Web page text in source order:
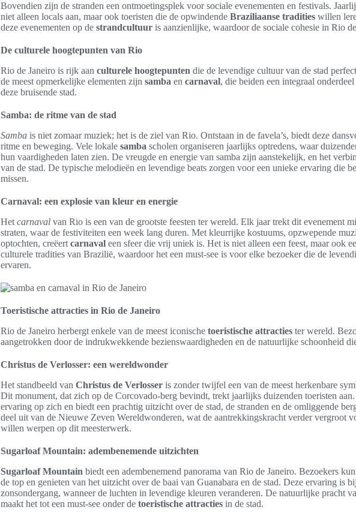
Bovendien zijn de stranden een ontmoetingsplek voor sociale evenementen en festivals.
niet alleen locals aan, maar ook toeristen die de opwindende Braziliaanse tradities willen
deze evenementen op de strandcultuur is aanzienlijke, waardoor de sociale cohesie in Rio
De culturele hoogtepunten van Rio
Rio de Janeiro is rijk aan culturele hoogtepunten die de levendige cultuur van de stad
de meest opmerkelijke elementen zijn samba en carnaval, die beiden een integraal
deze bruisende stad.
Samba: de ritme van de stad
Samba is niet zomaar muziek; het is de ziel van Rio. Ontstaan in de favela’s, biedt deze
ritme en beweging. Vele lokale samba scholen organiseren jaarlijks optredens, waar
hun vaardigheden laten zien. De vreugde en energie van samba zijn aanstekelijk, en het
van de stad. De typische melodieën en levendige beats zorgen voor een unieke ervaring die
missen.
Carnaval: een explosie van kleur en energie
Hetcarnaval van Rio is een van de grootste feesten ter wereld. Elk jaar trekt dit evenement
straten, waar de festiviteiten een week lang duren. Met kleurrijke kostuums, opzwepende
optochten, creëertcarnaval een sfeer die vrij uniek is. Het is niet alleen een feest, maar ook
culturele tradities van Brazilië, waardoor het een must-see is voor elke bezoeker die de
ervaren.
Toeristische attracties in Rio de Janeiro
Rio de Janeiro herbergt enkele van de meest iconische toeristische attracties ter wereld.
aangetrokken door de indrukwekkende bezienswaardigheden en de natuurlijke schoonheid
Christus de Verlosser: een wereldwonder
Het standbeeld van Christus de Verlosser is zonder twijfel een van de meest herkenbare
Dit monument, dat zich op de Corcovado-berg bevindt, trekt jaarlijks duizenden toeristen
ervaring op zich en biedt een prachtig uitzicht over de stad, de stranden en de omliggende
deel uit van de Nieuwe Zeven Wereldwonderen, wat de aantrekkingskracht verder vergroot
willen werpen op dit meesterwerk.
Sugarloaf Mountain: adembenemende uitzichten
Sugarloaf Mountain biedt een adembenemend panorama van Rio de Janeiro. Bezoekers
de top en genieten van het uitzicht over de baai van Guanabara en de stad. Deze ervaring is
zonsondergang, wanneer de luchten in levendige kleuren veranderen. De natuurlijke pracht
maakt het tot een must-see onder de toeristische attracties in de stad.